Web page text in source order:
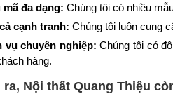
mã đa dạng: Chúng tôi có nhiều
cạnh tranh: Chúng tôi luôn cung
vụ chuyên nghiệp: Chúng tôi có
hàng.
ra, Nội thất Quang Thiệu